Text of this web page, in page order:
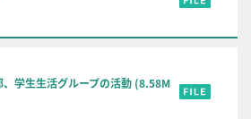
学生生活グループの活動 (8.58M